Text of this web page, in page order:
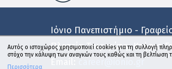
Ιόνιο Πανεπιστήμιο -
Πλατεία Τσιριγώτη, Κτήριο
Αυτός ο ιστοχώρος χρησιμοποιεί cookies για τη συλλογή
στόχο την κάλυψη των αναγκών τους καθώς και τη βελτίωση
Περισσότερα